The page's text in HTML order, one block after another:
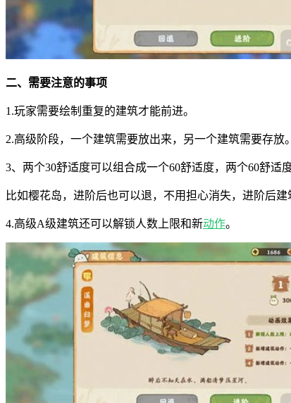
二、需要注意的事项
1.玩家需要绘制重复的建筑才能前进。
2.高级阶段，一个建筑需要放出来，另一个建筑需要存放。
3、两个30舒适度可以组合成一个60舒适度，两个60舒
比如樱花岛，进阶后也可以退，不用担心消失，进阶后建
4.高级A级建筑还可以解锁人数上限和新动作。